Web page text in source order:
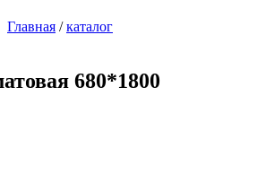
Главная /каталог
680*1800